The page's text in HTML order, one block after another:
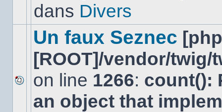
dansdans Divers
Aucun
nouveau
message
Un faux Seznec
[ROOT]/vendor/
on line 1266: count():
an object that